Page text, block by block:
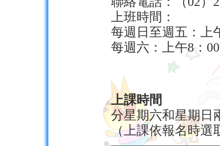
上班時間：
每週日至週五：上
每週六：上午8：
上課時間
分星期六和星期日
（上課依報名時選